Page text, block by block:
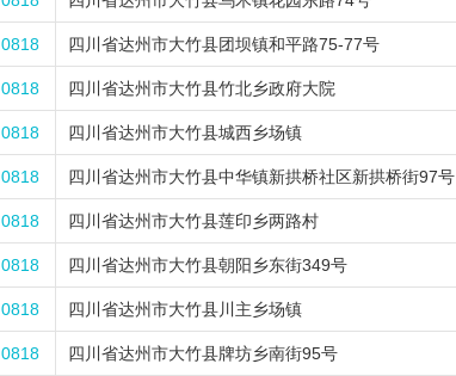
0818 四川省达州市大竹县团坝镇和平路75-77号
0818 四川省达州市大竹县竹北乡政府大院
0818 四川省达州市大竹县城西乡场镇
0818 四川省达州市大竹县中华镇新拱桥社区新拱桥街97号
0818 四川省达州市大竹县莲印乡两路村
0818 四川省达州市大竹县朝阳乡东街349号
0818 四川省达州市大竹县川主乡场镇
0818 四川省达州市大竹县牌坊乡南街95号